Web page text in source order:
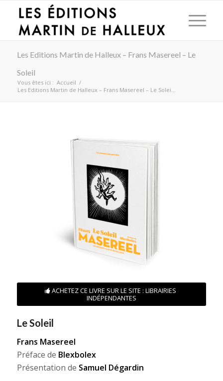
Les Editions Martin de Halleux – Frans Masereel – Le
Soleil
Vous êtes ici : Accueil /
Les Editions Martin de Halleux – Frans Masereel – Le Solei...
ACHETEZ CE LIVRE SUR LE SITE : LIBRAIRIES
INDÉPENDANTES
Le Soleil
Frans Masereel
Préface de Blexbolex
Présentation de Samuel Dégardin